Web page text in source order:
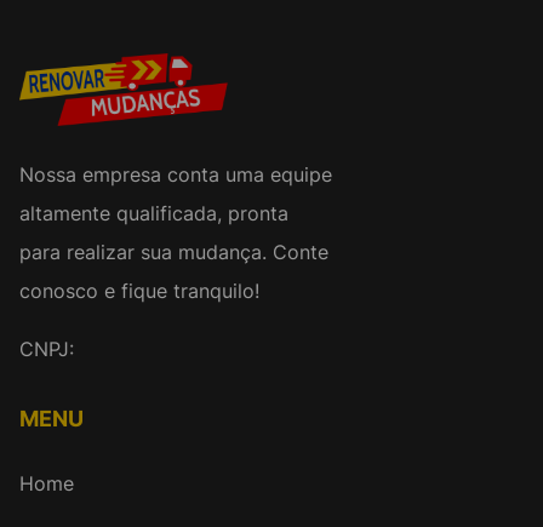
Nossa empresa conta uma equipe
altamente qualificada, pronta
para realizar sua mudança. Conte
conosco e fique tranquilo!
CNPJ:
MENU
Home